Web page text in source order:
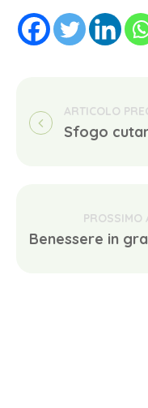
Sfogo
Benessere in